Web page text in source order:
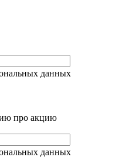
данных
про акцию
данных